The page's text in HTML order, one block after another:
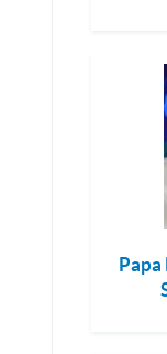
Papa